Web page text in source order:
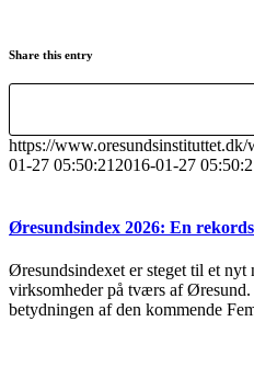
Share this entry
https://
01-27 05:50:21 2016-01-27
Øresundsindex 2026: En
Øresundsindexet er steget til et
virksomheder på tværs af Øresund.
betydningen af den kommende